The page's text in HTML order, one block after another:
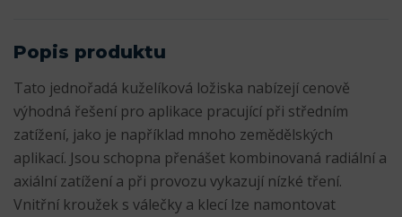
Popis produktu
Tato jednořadá kuželíková ložiska nabízejí cenově
výhodná řešení pro aplikace pracující při středním
zatížení, jako je například mnoho zemědělských
aplikací. Jsou schopna přenášet kombinovaná radiální a
axiální zatížení a při provozu vykazují nízké tření.
Vnitřní kroužek s válečky a klecí lze namontovat